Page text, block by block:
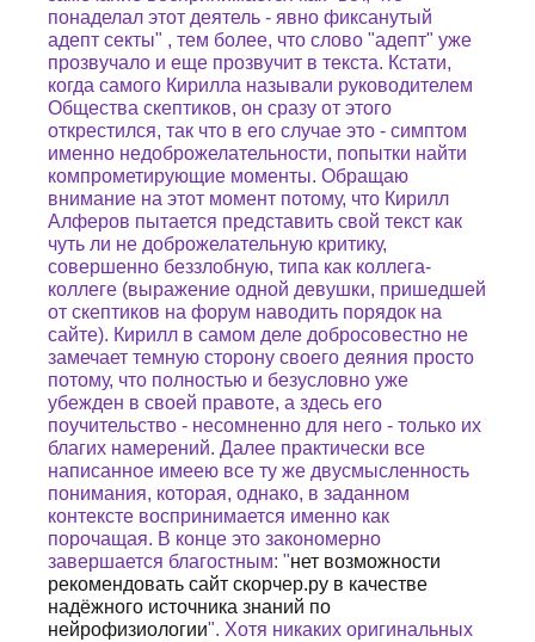
понаделал этот деятель - явно фиксанутый
адепт секты" , тем более, что слово "адепт" уже
прозвучало и еще прозвучит в текста. Кстати,
когда самого Кирилла называли руководителем
Общества скептиков, он сразу от этого
открестился, так что в его случае это - симптом
именно недоброжелательности, попытки найти
компрометирующие моменты. Обращаю
внимание на этот момент потому, что Кирилл
Алферов пытается представить свой текст как
чуть ли не доброжелательную критику,
совершенно беззлобную, типа как коллега-
коллеге (выражение одной девушки, пришедшей
от скептиков на форум наводить порядок на
сайте). Кирилл в самом деле добросовестно не
замечает темную сторону своего деяния просто
потому, что полностью и безусловно уже
убежден в своей правоте, а здесь его
поучительство - несомненно для него - только их
благих намерений. Далее практически все
написанное имеею все ту же двусмысленность
понимания, которая, однако, в заданном
контексте воспринимается именно как
порочащая. В конце это закономерно
завершается благостным: "нет возможности
рекомендовать сайт скорчер.ру в качестве
надёжного источника знаний по
нейрофизиологии". Хотя никаких оригинальных